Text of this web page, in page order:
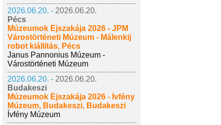
2026.06.20. - 2026.06.20.
Pécs
Múzeumok Éjszakája 2026 - JPM
Várostörténeti Múzeum - Málenkij
robot kiállítás, Pécs
Janus Pannonius Múzeum -
Várostörténeti Múzeum
2026.06.20. - 2026.06.20.
Budakeszi
Múzeumok Éjszakája 2026 - Ívfény
Múzeum, Budakeszi, Budakeszi
Ívfény Múzeum